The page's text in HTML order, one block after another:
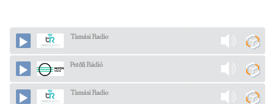
Tamási Radio
Petőfi Rádió
Tamási Radio